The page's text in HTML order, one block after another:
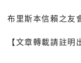
布里斯本信賴之友
【文章轉載請註明